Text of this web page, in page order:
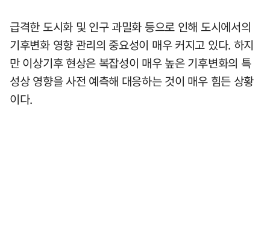
급격한 도시화 및 인구 과밀화 등으로 인해 도시에서의
기후변화 영향 관리의 중요성이 매우 커지고 있다. 하지
만 이상기후 현상은 복잡성이 매우 높은 기후변화의 특
성상 영향을 사전 예측해 대응하는 것이 매우 힘든 상황
이다.